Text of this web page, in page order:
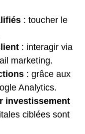
: toucher le
: interagir via
marketing.
: grâce aux
Analytics.
investissement
ciblées sont